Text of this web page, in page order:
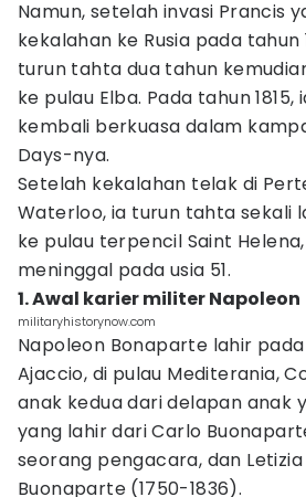
Namun, setelah invasi Prancis
kekalahan ke Rusia pada tahun
turun tahta dua tahun
ke pulau Elba. Pada tahun
kembali berkuasa dalam
Days-nya.
Setelah kekalahan telak di
Waterloo, ia turun tahta sekali
ke pulau terpencil Saint
meninggal pada usia 51.
1. Awal karier militer Napoleon
militaryhistorynow.com
Napoleon Bonaparte lahir pada
Ajaccio, di pulau Mediterania,
anak kedua dari delapan anak
yang lahir dari Carlo
seorang pengacara, dan
Buonaparte (1750-1836).